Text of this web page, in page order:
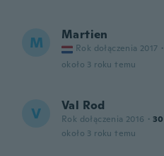
M Martien
Rok dołączenia 2017 ·
około 3 roku temu
V Val Rod
Rok dołączenia 2016 · 30
około 3 roku temu